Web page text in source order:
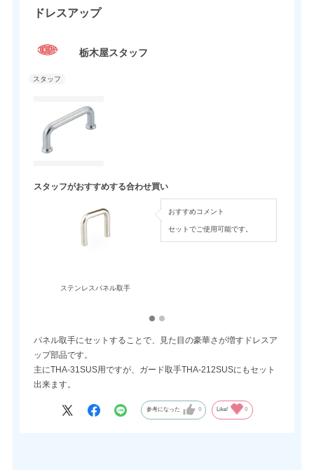
ドレスアップ
栃木屋スタッフ
スタッフがおすすめする合わせ買い
ステンレスパネル取手
おすすめコメント
セットでご使用可能です。
パネル取手にセットすることで、見た目の豪華さが増すドレスア
ップ部品です。
主にTHA-31SUS用ですが、ガード取手THA-212SUSにもセット
出来ます。
参考になった 0 Like! 0